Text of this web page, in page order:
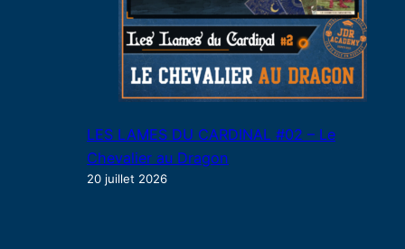
LES LAMES DU CARDINAL #02 – Le
Chevalier au Dragon
20 juillet 2026